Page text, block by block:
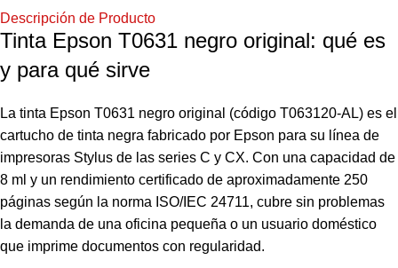
Descripción de Producto
Tinta Epson T0631 negro original: qué es
y para qué sirve
La tinta Epson T0631 negro original (código T063120-AL) es el
cartucho de tinta negra fabricado por Epson para su línea de
impresoras Stylus de las series C y CX. Con una capacidad de
8 ml y un rendimiento certificado de aproximadamente 250
páginas según la norma ISO/IEC 24711, cubre sin problemas
la demanda de una oficina pequeña o un usuario doméstico
que imprime documentos con regularidad.